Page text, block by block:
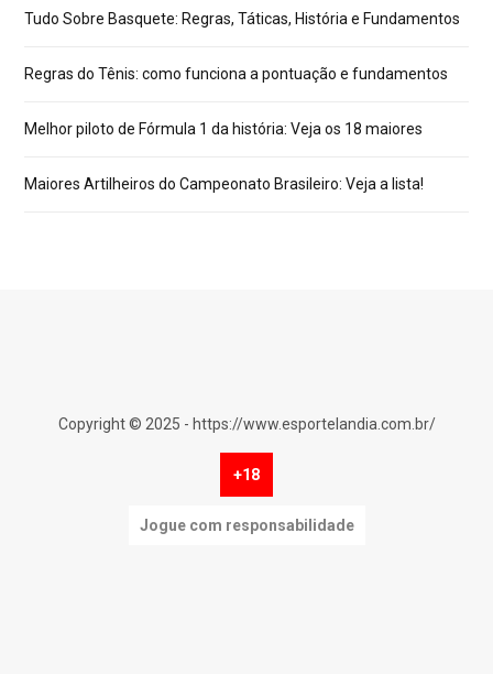
Tudo Sobre Basquete: Regras, Táticas, História e Fundamentos
Regras do Tênis: como funciona a pontuação e fundamentos
Melhor piloto de Fórmula 1 da história: Veja os 18 maiores
Maiores Artilheiros do Campeonato Brasileiro: Veja a lista!
Copyright © 2025 - https://www.esportelandia.com.br/
+18
Jogue com responsabilidade